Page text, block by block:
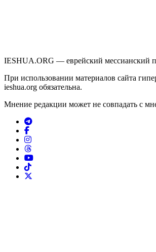
IESHUA.ORG — еврейский мессианский
При использовании материалов сайта
ieshua.org обязательна.
Мнение редакции может не совпадать с